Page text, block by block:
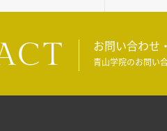
お問い合わせ
青山学院のお問い